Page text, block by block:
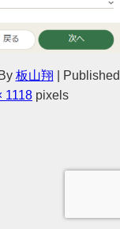
By 板山翔
Published
1118 pixels